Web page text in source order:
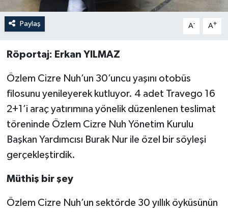
Paylaş A- A+
Röportaj: Erkan YILMAZ
Özlem Cizre Nuh’un 30’uncu yaşını otobüs
filosunu yenileyerek kutluyor. 4 adet Travego 16
2+1’i araç yatırımına yönelik düzenlenen teslimat
töreninde Özlem Cizre Nuh Yönetim Kurulu
Başkan Yardımcısı Burak Nur ile özel bir söyleşi
gerçekleştirdik.
Müthiş bir şey
Özlem Cizre Nuh’un sektörde 30 yıllık öyküsünün